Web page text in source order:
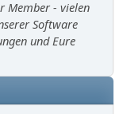
Member - vielen
Software
und Eure